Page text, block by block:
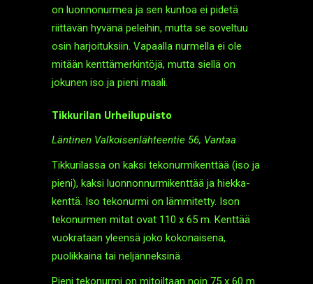
on luonnonurmea ja sen kuntoa ei pidetä
riittävän hyvänä peleihin, mutta se soveltuu
osin harjoituksiin. Vapaalla nurmella ei ole
mitään kenttä­merkintöjä, mutta siellä on
jokunen iso ja pieni maali.
Tikkurilan Urheilupuisto
Läntinen Valkoisenlähteentie 56, Vantaa
Tikkurilassa on kaksi teko­nurmi­kenttää (iso ja
pieni), kaksi luonnon­nurmi­kenttää ja hiekka­
kenttä. Iso teko­nurmi on lämmitetty. Ison
teko­nurmen mitat ovat 110 x 65 m. Kenttää
vuokrataan yleensä joko kokonaisena,
puolikkaina tai neljänneksinä.
Pieni tekonurmi on mitoiltaan noin 75 x 60 m.